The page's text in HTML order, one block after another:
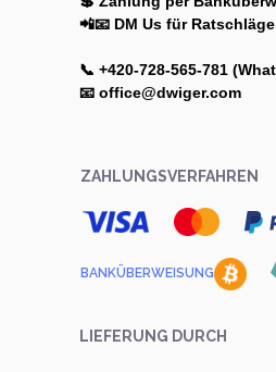
📲📧 DM Us für Ratschläge
📞 +420-728-565-781
📧 office@dwiger.com
BANKÜBERWEISUNG
LIEFERUNG DURCH
ZAHLUNGSVERFAHREN